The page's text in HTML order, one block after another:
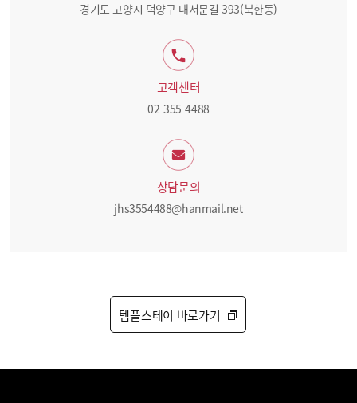
경기도 고양시 덕양구 대서문길 393(북한동)
고객센터
02-355-4488
상담문의
jhs3554488@hanmail.net
템플스테이 바로가기